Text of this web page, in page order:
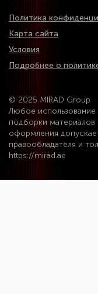
© 2025 MIRAD Group
Любое использование
подборки материалов
оформления
правообладателя и
https://mirad.ae
Политика
Карта сайта
Условия
Подробнее о